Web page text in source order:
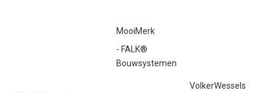
MooiMerk
- FALK®
Bouwsystemen
VolkerWessels